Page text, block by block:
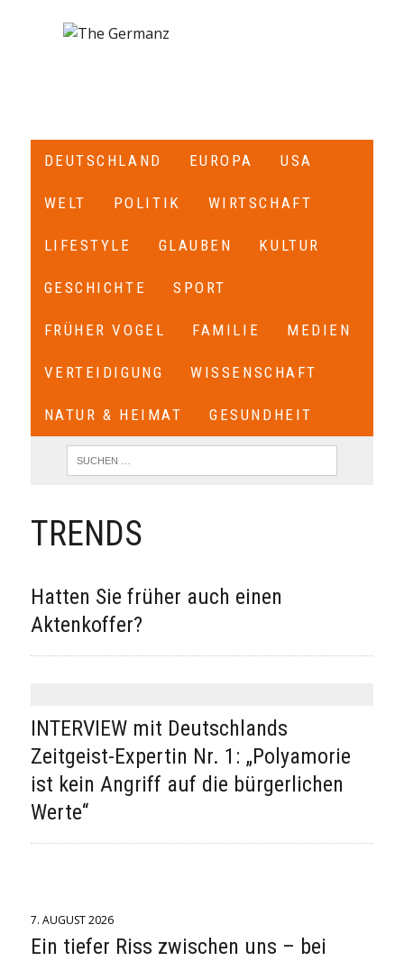
DEUTSCHLAND EUROPA USA
WELT POLITIK WIRTSCHAFT
LIFESTYLE GLAUBEN KULTUR
GESCHICHTE SPORT
FRÜHER VOGEL FAMILIE MEDIEN
VERTEIDIGUNG WISSENSCHAFT
NATUR & HEIMAT GESUNDHEIT
TRENDS
Hatten Sie früher auch einen
Aktenkoffer?
INTERVIEW mit Deutschlands
Zeitgeist-Expertin Nr. 1: „Polyamorie
ist kein Angriff auf die bürgerlichen
Werte“
7. AUGUST 2026
Ein tiefer Riss zwischen uns – bei